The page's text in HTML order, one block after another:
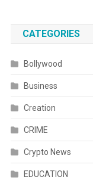
CATEGORIES
Bollywood
Business
Creation
CRIME
Crypto News
EDUCATION